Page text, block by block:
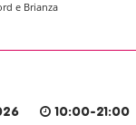
e Brianza
10:00-21:00